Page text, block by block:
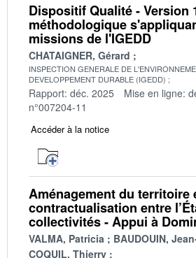
Dispositif Qualité - Version
méthodologique
missions de l'IGEDD
CHATAIGNER, Gérard
INSPECTION GENERALE DE
DEVELOPPEMENT DURABLE (IGEDD)
Rapport: déc. 2025 Mise en ligne:
n°007204-11
Accéder à la notice
Aménagement du territoire
contractualisation entre
collectivités - Appui à
VALMA, Patricia
BAUDOUIN,
COQUIL, Thierry